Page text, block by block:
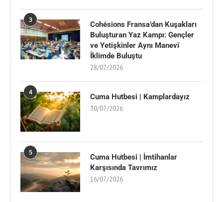
3
Cohésions Fransa’dan Kuşakları
Buluşturan Yaz Kampı: Gençler
ve Yetişkinler Aynı Manevî
İklimde Buluştu
28/07/2026
4 Cuma Hutbesi | Kamplardayız
30/07/2026
5
Cuma Hutbesi | İmtihanlar
Karşısında Tavrımız
16/07/2026